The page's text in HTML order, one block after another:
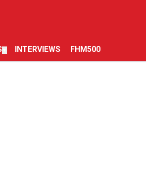
INTERVIEWS FHM500